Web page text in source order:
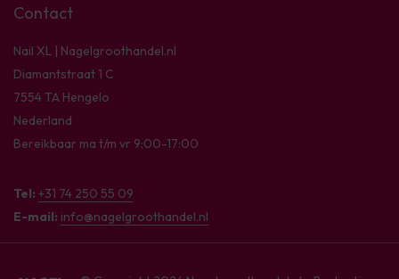
Contact
Nail XL | Nagelgroothandel.nl
Diamantstraat 1 C
7554 TA Hengelo
Nederland
Bereikbaar ma t/m vr 9:00-17:00
Tel: +31 74 250 55 09
E-mail: info@nagelgroothandel.nl